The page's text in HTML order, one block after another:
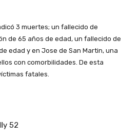
3 muertes; un fallecido de
de 65 años de edad, un fallecido de
edad y en Jose de San Martin, una
con comorbilidades. De esta
fatales.
52